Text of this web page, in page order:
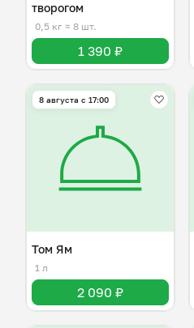
творогом
0,5 кг ≈ 8 шт.
1 390 ₽
8 августа с 17:00
Том Ям
1 л
2 090 ₽